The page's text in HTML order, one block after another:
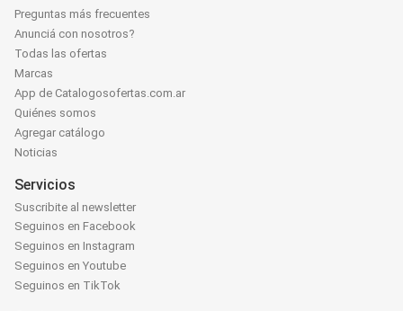
Preguntas más frecuentes
Anunciá con nosotros?
Todas las ofertas
Marcas
App de Catalogosofertas.com.ar
Quiénes somos
Agregar catálogo
Noticias
Servicios
Suscribite al newsletter
Seguinos en Facebook
Seguinos en Instagram
Seguinos en Youtube
Seguinos en TikTok